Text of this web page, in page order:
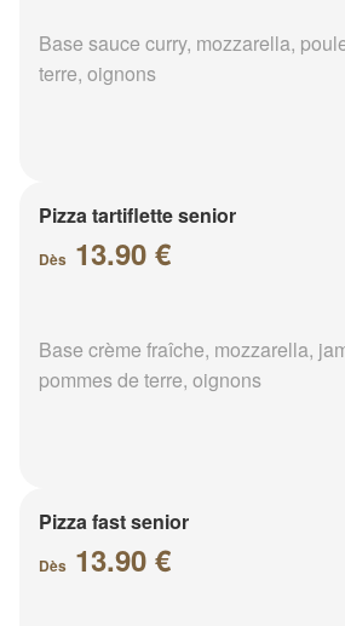
Base sauce curry, mozzarella,
terre, oignons
Pizza tartiflette senior
Dès 13.90 €
Base crème fraîche, mozzarella,
pommes de terre, oignons
Pizza fast senior
Dès 13.90 €